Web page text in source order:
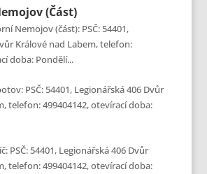
(část)
Nemojov (část): PSČ: 54401,
Králové nad Labem, telefon:
doba: Pondělí...
PSČ: 54401, Legionářská 406 Dvůr
telefon: 499404142, otevírací doba:
PSČ: 54401, Legionářská 406 Dvůr
telefon: 499404142, otevírací doba: